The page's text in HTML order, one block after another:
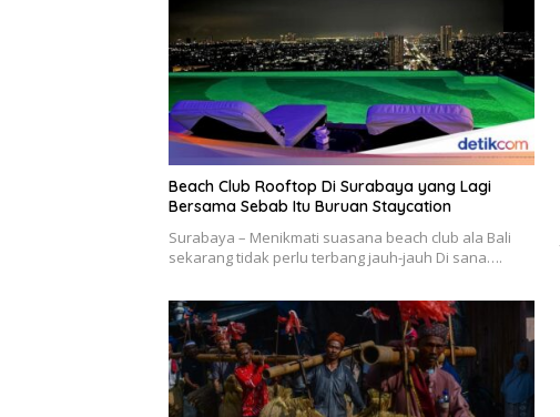
Beach Club Rooftop Di Surabaya yang Lagi
Bersama Sebab Itu Buruan Staycation
Surabaya – Menikmati suasana beach club ala Bali
sekarang tidak perlu terbang jauh-jauh Di sana….